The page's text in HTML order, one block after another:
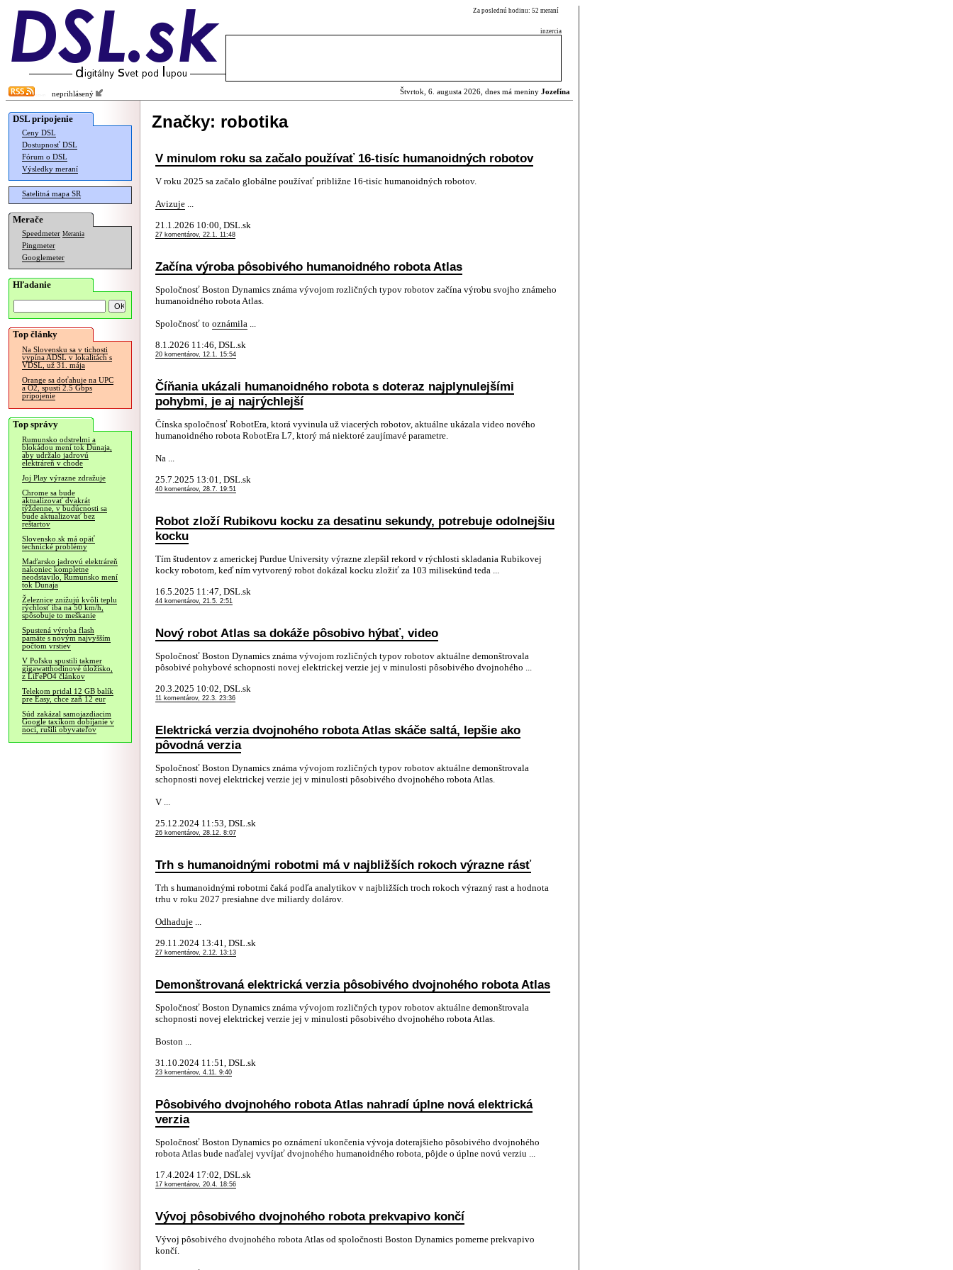
Za poslednú hodinu: 52 meraní
inzercia
neprihlásený Štvrtok, 6. augusta 2026, dnes má meniny Jozefína
DSL pripojenie
Ceny DSL
Dostupnosť DSL
Fórum o DSL
Výsledky meraní
Satelitná mapa SR
Merače
Speedmeter Merania
Pingmeter
Googlemeter
Hľadanie
Top články
Na Slovensku sa v tichosti
vypína ADSL v lokalitách s
VDSL, už 31. mája
Orange sa doťahuje na UPC
a O2, spustí 2.5 Gbps
pripojenie
Top správy
Rumunsko odstrelmi a
blokádou mení tok Dunaja,
aby udržalo jadrovú
elektráreň v chode
Joj Play výrazne zdražuje
Chrome sa bude
aktualizovať dvakrát
týždenne, v budúcnosti sa
bude aktualizovať bez
reštartov
Slovensko.sk má opäť
technické problémy
Maďarsko jadrovú elektráreň
nakoniec kompletne
neodstavilo, Rumunsko mení
tok Dunaja
Železnice znižujú kvôli teplu
rýchlosť iba na 50 km/h,
spôsobuje to meškanie
Spustená výroba flash
pamäte s novým najvyšším
počtom vrstiev
V Poľsku spustili takmer
gigawatthodinové úložisko,
z LiFePO4 článkov
Telekom pridal 12 GB balík
pre Easy, chce zaň 12 eur
Súd zakázal samojazdiacim
Google taxíkom dobíjanie v
noci, rušili obyvateľov
Značky: robotika
V minulom roku sa začalo používať 16-tisíc humanoidných robotov
V roku 2025 sa začalo globálne používať približne 16-tisíc humanoidných robotov.
Avizuje ...
21.1.2026 10:00, DSL.sk
27 komentárov, 22.1. 11:48
Začína výroba pôsobivého humanoidného robota Atlas
Spoločnosť Boston Dynamics známa vývojom rozličných typov robotov začína výrobu svojho známeho
humanoidného robota Atlas.
Spoločnosť to oznámila ...
8.1.2026 11:46, DSL.sk
20 komentárov, 12.1. 15:54
Číňania ukázali humanoidného robota s doteraz najplynulejšími
pohybmi, je aj najrýchlejší
Čínska spoločnosť RobotEra, ktorá vyvinula už viacerých robotov, aktuálne ukázala video nového
humanoidného robota RobotEra L7, ktorý má niektoré zaujímavé parametre.
Na ...
25.7.2025 13:01, DSL.sk
40 komentárov, 28.7. 19:51
Robot zloží Rubikovu kocku za desatinu sekundy, potrebuje odolnejšiu
kocku
Tím študentov z americkej Purdue University výrazne zlepšil rekord v rýchlosti skladania Rubikovej
kocky robotom, keď ním vytvorený robot dokázal kocku zložiť za 103 milisekúnd teda ...
16.5.2025 11:47, DSL.sk
44 komentárov, 21.5. 2:51
Nový robot Atlas sa dokáže pôsobivo hýbať, video
Spoločnosť Boston Dynamics známa vývojom rozličných typov robotov aktuálne demonštrovala
pôsobivé pohybové schopnosti novej elektrickej verzie jej v minulosti pôsobivého dvojnohého ...
20.3.2025 10:02, DSL.sk
11 komentárov, 22.3. 23:36
Elektrická verzia dvojnohého robota Atlas skáče saltá, lepšie ako
pôvodná verzia
Spoločnosť Boston Dynamics známa vývojom rozličných typov robotov aktuálne demonštrovala
schopnosti novej elektrickej verzie jej v minulosti pôsobivého dvojnohého robota Atlas.
V ...
25.12.2024 11:53, DSL.sk
26 komentárov, 28.12. 8:07
Trh s humanoidnými robotmi má v najbližších rokoch výrazne rásť
Trh s humanoidnými robotmi čaká podľa analytikov v najbližších troch rokoch výrazný rast a hodnota
trhu v roku 2027 presiahne dve miliardy dolárov.
Odhaduje ...
29.11.2024 13:41, DSL.sk
27 komentárov, 2.12. 13:13
Demonštrovaná elektrická verzia pôsobivého dvojnohého robota Atlas
Spoločnosť Boston Dynamics známa vývojom rozličných typov robotov aktuálne demonštrovala
schopnosti novej elektrickej verzie jej v minulosti pôsobivého dvojnohého robota Atlas.
Boston ...
31.10.2024 11:51, DSL.sk
23 komentárov, 4.11. 9:40
Pôsobivého dvojnohého robota Atlas nahradí úplne nová elektrická
verzia
Spoločnosť Boston Dynamics po oznámení ukončenia vývoja doterajšieho pôsobivého dvojnohého
robota Atlas bude naďalej vyvíjať dvojnohého humanoidného robota, pôjde o úplne novú verziu ...
17.4.2024 17:02, DSL.sk
17 komentárov, 20.4. 18:56
Vývoj pôsobivého dvojnohého robota prekvapivo končí
Vývoj pôsobivého dvojnohého robota Atlas od spoločnosti Boston Dynamics pomerne prekvapivo
končí.